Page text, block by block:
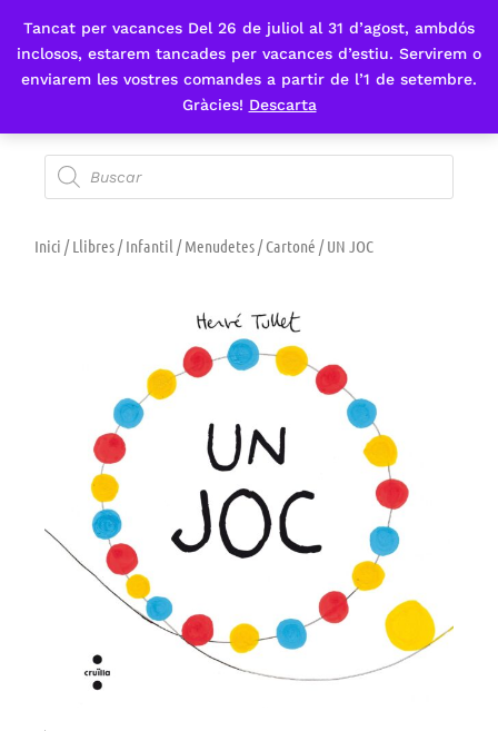
Tancat per vacances Del 26 de juliol al 31 d’agost, ambdós
inclosos, estarem tancades per vacances d’estiu. Servirem o
enviarem les vostres comandes a partir de l’1 de setembre.
Gràcies! Descarta
Fes-te'n sòcia
Inici /Llibres/Infantil /Menudetes / Cartoné / UN JOC